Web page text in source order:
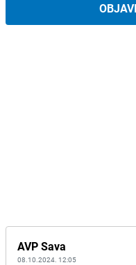
AVP Sava
08.10.2024. 12:05